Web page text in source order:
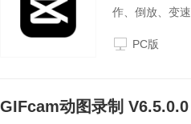
作、倒放、变
PC版
GIFcam动图录制 V6.5.0.0